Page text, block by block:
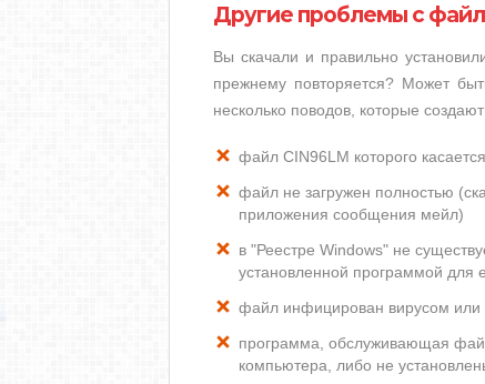
Другие проблемы с
Вы скачали и правильно
прежнему повторяется? Может
несколько поводов, которые
файл CIN96LM которого
файл не загружен полностью
приложения сообщения мейл)
в "Реестре Windows" не
установленной программой для
файл инфицирован вирусом или
программа, обслуживающая
компьютера, либо не